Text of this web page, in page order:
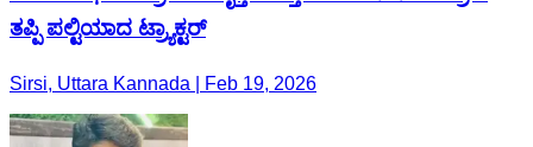
ತಪ್ಪಿ ಪಲ್ಟಿಯಾದ ಟ್ರ್ಯಾಕ್ಟರ್
Sirsi, Uttara Kannada | Feb 19, 2026